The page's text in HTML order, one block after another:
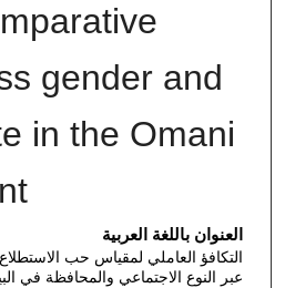
gender and
in the Omani
العنوان باللغة العربية
التكافؤ العاملي لمقياس حب
عبر النوع الاجتماعي والمحافظة في